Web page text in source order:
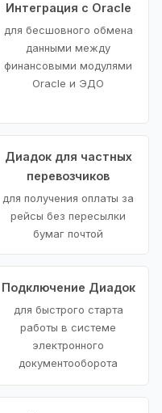
Интеграция с Oracle
для бесшовного обмена
данными между
финансовыми модулями
Oracle и ЭДО
Диадок для частных
перевозчиков
для получения оплаты за
рейсы без пересылки
бумаг почтой
Подключение Диадок
для быстрого старта
работы в системе
электронного
документооборота